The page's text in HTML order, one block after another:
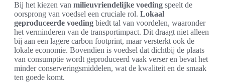
Bij het kiezen van milieuvriendelijke voeding speelt de
oorsprong van voedsel een cruciale rol. Lokaal
geproduceerde voeding biedt tal van voordelen, waaronder
het verminderen van de transportimpact. Dit draagt niet alleen
bij aan een lagere carbon footprint, maar versterkt ook de
lokale economie. Bovendien is voedsel dat dichtbij de plaats
van consumptie wordt geproduceerd vaak verser en bevat het
minder conserveringsmiddelen, wat de kwaliteit en de smaak
ten goede komt.